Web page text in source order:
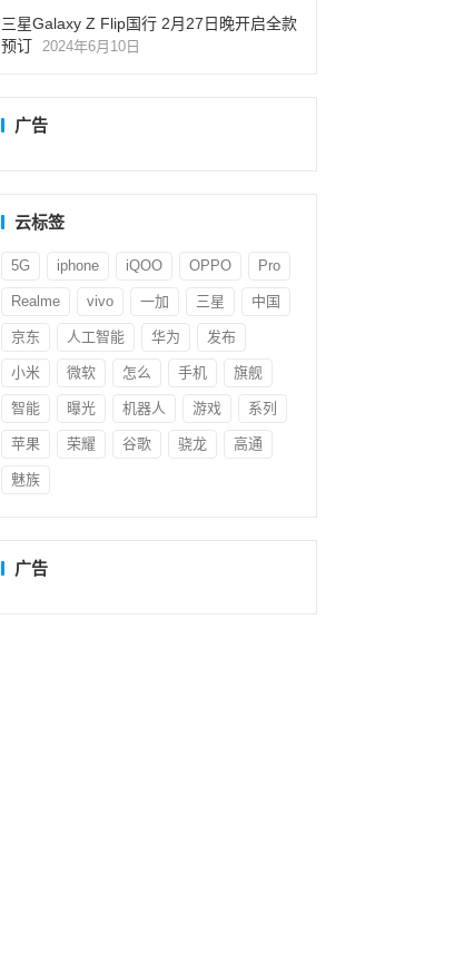
三星Galaxy Z Flip国行 2月27日晚开启全款
预订 2024年6月10日
广告
云标签
5G iphone iQOO OPPO Pro
Realme vivo 一加 三星 中国
京东 人工智能 华为 发布
小米 微软 怎么 手机 旗舰
智能 曝光 机器人 游戏 系列
苹果 荣耀 谷歌 骁龙 高通
魅族
广告